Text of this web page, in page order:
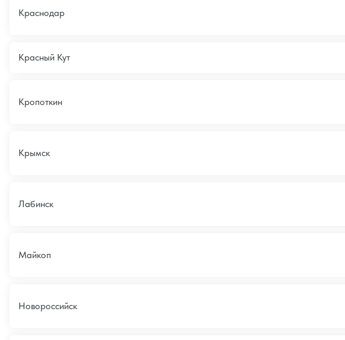
Краснодар
Красный Кут
Кропоткин
Крымск
Лабинск
Майкоп
Новороссийск